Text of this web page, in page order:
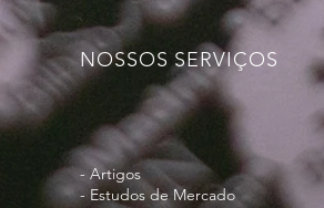
NOSSOS SERVIÇOS
- Artigos
- Estudos de Mercado